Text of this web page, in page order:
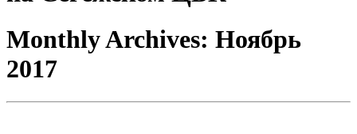
Monthly Archives: Ноябрь
2017